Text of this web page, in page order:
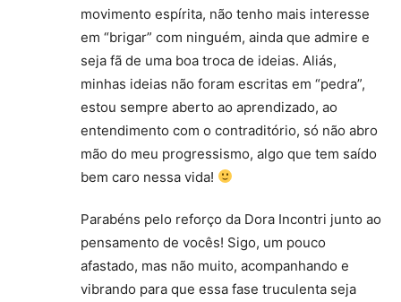
movimento espírita, não tenho mais interesse
em “brigar” com ninguém, ainda que admire e
seja fã de uma boa troca de ideias. Aliás,
minhas ideias não foram escritas em “pedra”,
estou sempre aberto ao aprendizado, ao
entendimento com o contraditório, só não abro
mão do meu progressismo, algo que tem saído
bem caro nessa vida!
Parabéns pelo reforço da Dora Incontri junto ao
pensamento de vocês! Sigo, um pouco
afastado, mas não muito, acompanhando e
vibrando para que essa fase truculenta seja